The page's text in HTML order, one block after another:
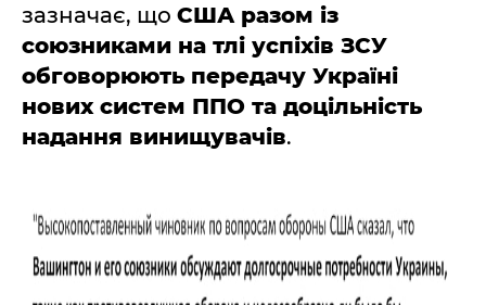
зазначає, що США разом із
союзниками на тлі успіхів ЗСУ
обговорюють передачу Україні
нових систем ППО та доцільність
надання винищувачів.